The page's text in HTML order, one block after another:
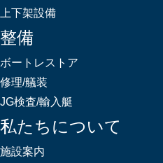
上下架設備
整備
ボートレストア
修理/艤装
JG検査/輸入艇
私たちについて
施設案内